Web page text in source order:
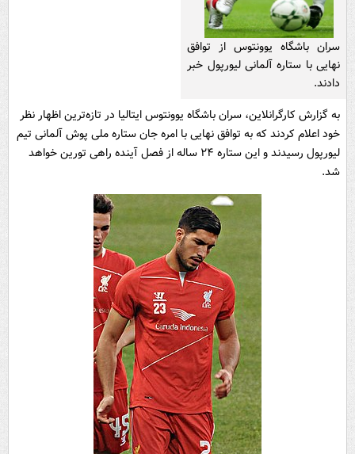
سران باشگاه یوونتوس از توافق
نهایی با ستاره آلمانی لیورپول خبر
دادند.
به گزارش کارگرانلاین، سران باشگاه یوونتوس ایتالیا در تازه‌ترین اظهار نظر
خود اعلام کردند که به توافق نهایی با امره جان ستاره ملی پوش آلمانی تیم
لیورپول رسیدند و این ستاره ۲۴ ساله از فصل آینده راهی تورین خواهد
شد.